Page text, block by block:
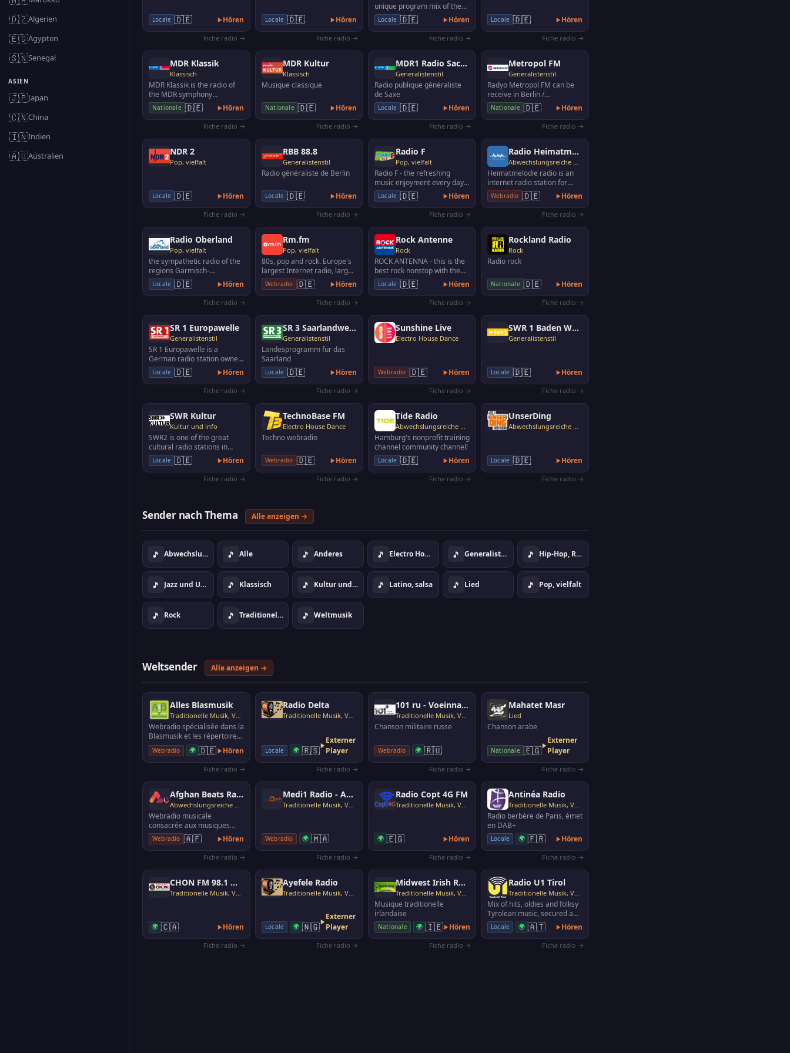
🇩🇿Algerien
🇪🇬Ägypten
🇸🇳Senegal
ASIEN
🇯🇵Japan
🇨🇳China
🇮🇳Indien
🇦🇺Australien
Locale 🇩🇪 Hören
Fiche radio →
Locale 🇩🇪 Hören
Fiche radio →
unique program mix of the
most beautiful classical hits,
the best film…
Locale 🇩🇪 Hören
Fiche radio →
Locale 🇩🇪 Hören
Fiche radio →
MDR Klassik
Klassisch
MDR Klassik is the radio of
the MDR symphony
orchestra, the MDR radio
choir, the MDR children's c…
Nationale 🇩🇪 Hören
Fiche radio →
MDR Kultur
Klassisch
Musique classique
Nationale 🇩🇪 Hören
Fiche radio →
MDR1 Radio Sachsen
Generalistenstil
Radio publique généraliste
de Saxe
Locale 🇩🇪 Hören
Fiche radio →
Metropol FM
Generalistenstil
Radyo Metropol FM can be
receive in Berlin /
Brandenburg: 101.9,
Mannheim / Ludwigshafen:
88.3, M…
Nationale 🇩🇪 Hören
Fiche radio →
NDR 2
Pop, vielfalt
Locale 🇩🇪 Hören
Fiche radio →
RBB 88.8
Generalistenstil
Radio généraliste de Berlin
Locale 🇩🇪 Hören
Fiche radio →
Radio F
Pop, vielfalt
Radio F - the refreshing
music enjoyment every day.
In addition all information
from Franconia an…
Locale 🇩🇪 Hören
Fiche radio →
Radio Heimatmelodie
Abwechslungsreiche Musik
Heimatmelodie radio is an
internet radio station for
german folk music, popular
music and popular…
Webradio 🇩🇪 Hören
Fiche radio →
Radio Oberland
Pop, vielfalt
the sympathetic radio of the
regions Garmisch-
Partenkirchen, Weilheim -
Schongau and the adjacent…
Locale 🇩🇪 Hören
Fiche radio →
Rm.fm
Pop, vielfalt
80s, pop and rock. Europe's
largest Internet radio, large
selection of music
Webradio 🇩🇪 Hören
Fiche radio →
Rock Antenne
Rock
ROCK ANTENNA - this is the
best rock nonstop with the
biggest rock songs ever. This
exciting acti…
Locale 🇩🇪 Hören
Fiche radio →
Rockland Radio
Rock
Radio rock
Nationale 🇩🇪 Hören
Fiche radio →
SR 1 Europawelle
Generalistenstil
SR 1 Europawelle is a
German radio station owned
by Saarländischer Rundfunk,
the public broadcas…
Locale 🇩🇪 Hören
Fiche radio →
SR 3 Saarlandwelle
Generalistenstil
Landesprogramm für das
Saarland
Locale 🇩🇪 Hören
Fiche radio →
Sunshine Live
Electro House Dance
Webradio 🇩🇪 Hören
Fiche radio →
SWR 1 Baden Württemberg
Generalistenstil
Locale 🇩🇪 Hören
Fiche radio →
SWR Kultur
Kultur und info
SWR2 is one of the great
cultural radio stations in
Germany with exciting
science programs, polit…
Locale 🇩🇪 Hören
Fiche radio →
TechnoBase FM
Electro House Dance
Techno webradio
Webradio 🇩🇪 Hören
Fiche radio →
Tide Radio
Abwechslungsreiche Musik
Hamburg's nonprofit training
channel community channel!
Locale 🇩🇪 Hören
Fiche radio →
UnserDing
Abwechslungsreiche Musik
Locale 🇩🇪 Hören
Fiche radio →
Sender nach Thema Alle anzeigen →
🎵 Abwechslungsreiche Musik 🎵 Alle 🎵 Anderes 🎵 Electro House Dance 🎵 Generalistenstil 🎵 Hip-Hop, Rap, Urban
🎵 Jazz und Umgebung 🎵 Klassisch 🎵 Kultur und info 🎵 Latino, salsa 🎵 Lied 🎵 Pop, vielfalt
🎵 Rock 🎵 Traditionelle Musik, Volksmusik 🎵 Weltmusik
Weltsender Alle anzeigen →
Alles Blasmusik
Traditionelle Musik, Volksmusik
Webradio spécialisée dans la
Blasmusik et les répertoires
de fanfares populaires.
Webradio 🌍 🇩🇪 Hören
Fiche radio →
Radio Delta
Traditionelle Musik, Volksmusik
Locale 🌍 🇷🇸
Externer
Player
Fiche radio →
101 ru - Voeinnay Pisnya
Traditionelle Musik, Volksmusik
Chanson militaire russe
Webradio 🌍 🇷🇺
Fiche radio →
Mahatet Masr
Lied
Chanson arabe
Nationale 🇪🇬
Externer
Player
Fiche radio →
Afghan Beats Radio
Abwechslungsreiche Musik
Webradio musicale
consacrée aux musiques
afghanes actuelles, avec
diffusion non-stop et
orientat…
Webradio 🇦🇫 Hören
Fiche radio →
Medi1 Radio - Andalouse
Traditionelle Musik, Volksmusik
Webradio 🌍 🇲🇦
Fiche radio →
Radio Copt 4G FM
Traditionelle Musik, Volksmusik
🌍 🇪🇬 Hören
Fiche radio →
Antinéa Radio
Traditionelle Musik, Volksmusik
Radio berbère de Paris, émet
en DAB+
Locale 🌍 🇫🇷 Hören
Fiche radio →
CHON FM 98.1 Whitehorse
Traditionelle Musik, Volksmusik
🌍 🇨🇦 Hören
Fiche radio →
Ayefele Radio
Traditionelle Musik, Volksmusik
Locale 🌍 🇳🇬
Externer
Player
Fiche radio →
Midwest Irish Radio
Traditionelle Musik, Volksmusik
Musique traditionelle
irlandaise
Nationale 🌍 🇮🇪 Hören
Fiche radio →
Radio U1 Tirol
Traditionelle Musik, Volksmusik
Mix of hits, oldies and folksy
Tyrolean music, secured a
regular place in the ears of
Tyrolean an…
Locale 🌍 🇦🇹 Hören
Fiche radio →